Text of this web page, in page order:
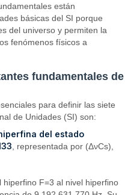
están
básicas del SI porque
del universo y permiten la
fenómenos físicos a
fundamentales de
para definir las siete
de Unidades (SI) son:
del estado
, representada por (ΔνCs),
F=3 al nivel hiperfino